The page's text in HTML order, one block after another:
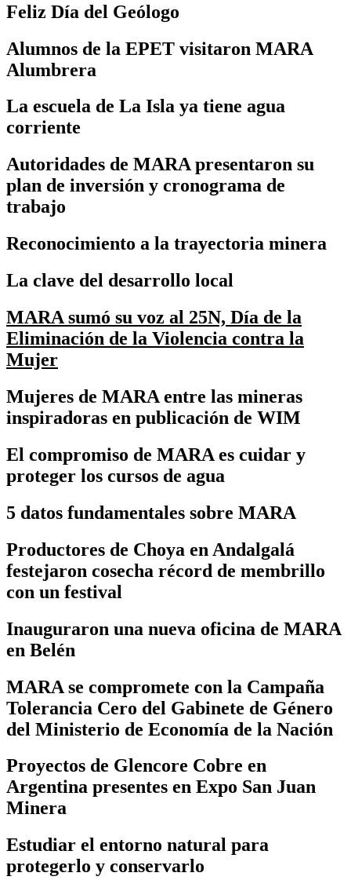
Feliz Día del Geólogo
Alumnos de la EPET visitaron MARA
Alumbrera
La escuela de La Isla ya tiene agua
corriente
Autoridades de MARA presentaron su
plan de inversión y cronograma de
trabajo
Reconocimiento a la trayectoria minera
La clave del desarrollo local
MARA sumó su voz al 25N, Día de la
Eliminación de la Violencia contra la
Mujer
Mujeres de MARA entre las mineras
inspiradoras en publicación de WIM
El compromiso de MARA es cuidar y
proteger los cursos de agua
5 datos fundamentales sobre MARA
Productores de Choya en Andalgalá
festejaron cosecha récord de membrillo
con un festival
Inauguraron una nueva oficina de MARA
en Belén
MARA se compromete con la Campaña
Tolerancia Cero del Gabinete de Género
del Ministerio de Economía de la Nación
Proyectos de Glencore Cobre en
Argentina presentes en Expo San Juan
Minera
Estudiar el entorno natural para
protegerlo y conservarlo